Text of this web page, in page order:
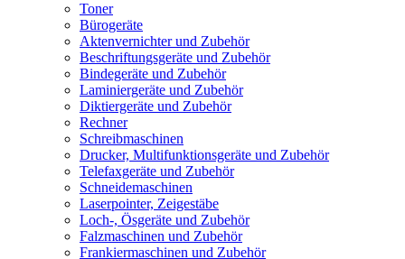
Toner
Bürogeräte
Aktenvernichter und Zubehör
Beschriftungsgeräte und Zubehör
Bindegeräte und Zubehör
Laminiergeräte und Zubehör
Diktiergeräte und Zubehör
Rechner
Schreibmaschinen
Drucker, Multifunktionsgeräte und Zubehör
Telefaxgeräte und Zubehör
Schneidemaschinen
Laserpointer, Zeigestäbe
Loch-, Ösgeräte und Zubehör
Falzmaschinen und Zubehör
Frankiermaschinen und Zubehör